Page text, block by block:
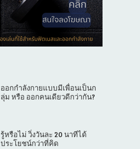
ออกกำลังกายแบบมีเพื่อนเป็นก
ลุ่ม หรือ ออกคนเดียวดีกว่ากัน?
รู้หรือไม่ วิ่งวันละ 20 นาทีได้
ประโยชน์กว่าที่คิด